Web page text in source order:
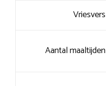
Vriesvers
Aantal maaltijden